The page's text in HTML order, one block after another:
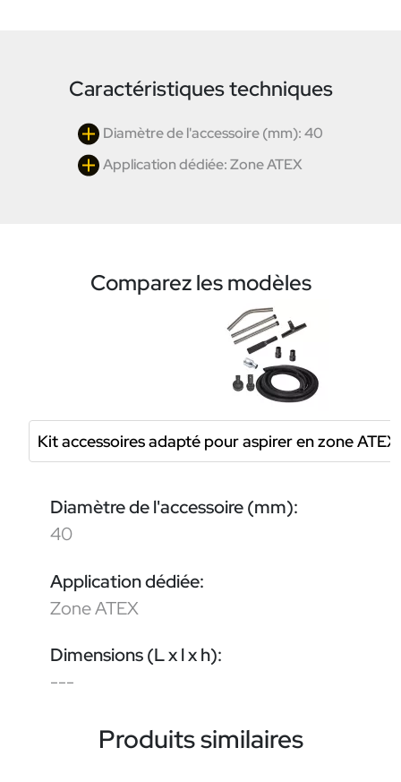
Caractéristiques techniques
Diamètre de l'accessoire (mm): 40
Application dédiée: Zone ATEX
Comparez les modèles
Kit accessoires adapté pour aspirer en zone
Diamètre de l'accessoire (mm):
40
Application dédiée:
Zone ATEX
Dimensions (L x l x h):
---
Produits similaires